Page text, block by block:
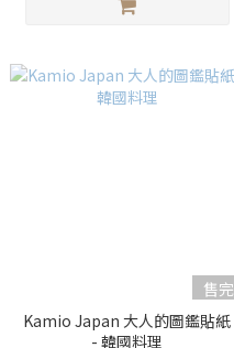
售完
Kamio Japan 大人的圖鑑貼紙
- 韓國料理